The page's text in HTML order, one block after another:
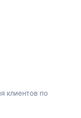
клиентов по